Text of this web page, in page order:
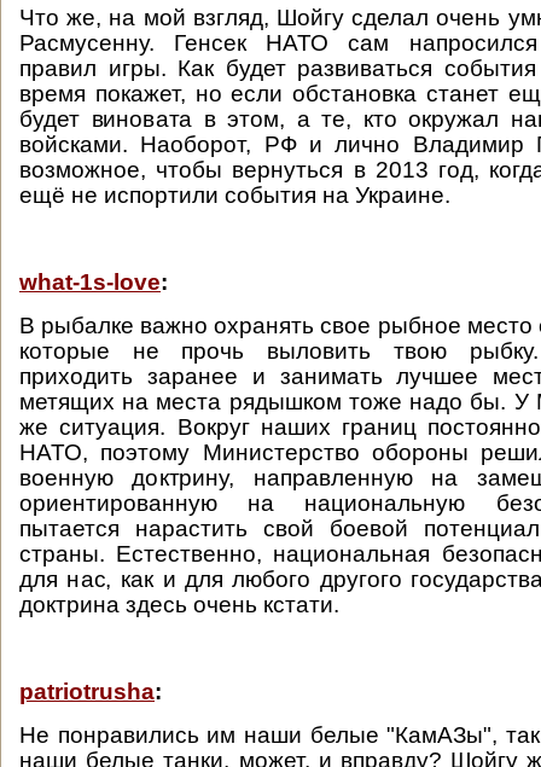
Что же, на мой взгляд, Шойгу сделал очень
Расмусенну. Генсек НАТО сам
правил игры. Как будет развиваться
время покажет, но если обстановка станет
будет виновата в этом, а те, кто окружал
войсками. Наоборот, РФ и лично Владимир
возможное, чтобы вернуться в 2013 год,
ещё не испортили события на Украине.
what-1s-love:
В рыбалке важно охранять свое рыбное место
которые не прочь выловить твою
приходить заранее и занимать лучшее
метящих на места рядышком тоже надо бы. У
же ситуация. Вокруг наших границ
НАТО, поэтому Министерство обороны
военную доктрину, направленную на
ориентированную на национальную
пытается нарастить свой боевой
страны. Естественно, национальная
для нас, как и для любого другого
доктрина здесь очень кстати.
patriotrusha:
Не понравились им наши белые "КамАЗы", так
наши белые танки, может, и вправду? Шойгу